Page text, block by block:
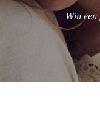
Win een